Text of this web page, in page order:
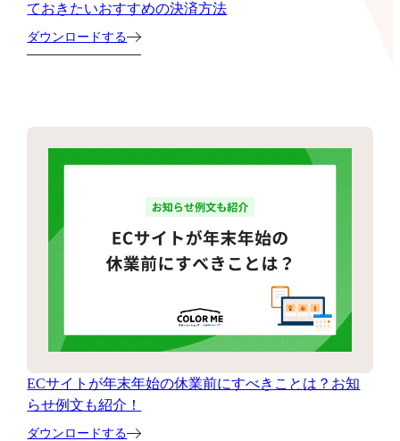
ておきたいおすすめの決済方法
ダウンロードする
ECサイトが年末年始の休業前にすべきことは？お知
らせ例文も紹介！
ダウンロードする